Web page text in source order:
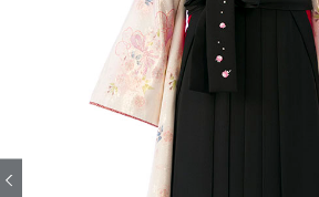
お問い合わせ
法人
お客
着物の種類から探す